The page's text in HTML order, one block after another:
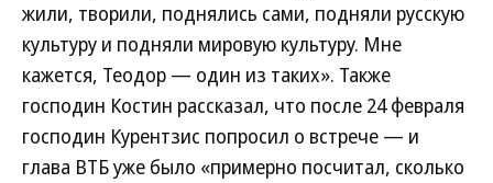
жили, творили, поднялись сами, подняли русскую
культуру и подняли мировую культуру. Мне
кажется, Теодор — один из таких». Также
господин Костин рассказал, что после 24 февраля
господин Курентзис попросил о встрече — и
глава ВТБ уже было «примерно посчитал, сколько